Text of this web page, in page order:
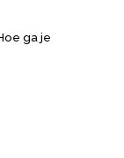
ga je